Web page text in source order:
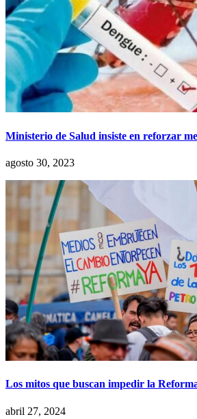
Ministerio de Salud insiste en reforzar
agosto 30, 2023
Los mitos que buscan impedir la
abril 27, 2024